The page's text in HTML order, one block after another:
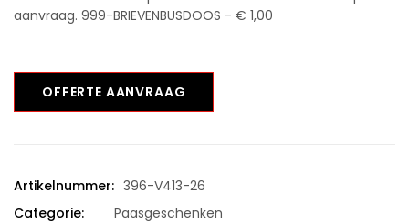
aanvraag. 999-BRIEVENBUSDOOS - € 1,00
OFFERTE AANVRAAG
Artikelnummer: 396-V413-26
Categorie:
Paasgeschenken